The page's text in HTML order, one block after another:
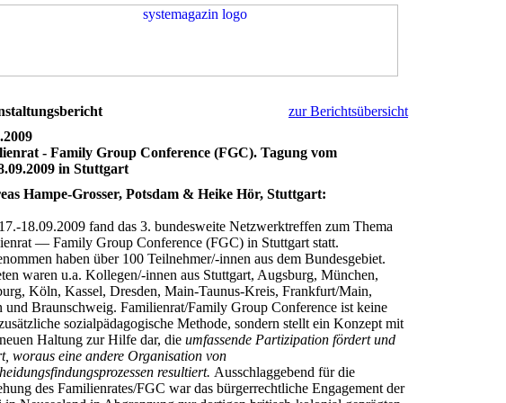
zur Berichtsübersicht
- Family Group Conference (FGC). Tagung vom
in Stuttgart
Hampe-Grosser, Potsdam & Heike Hör, Stuttgart:
18.09.2009 fand das 3. bundesweite Netzwerktreffen zum Thema
— Family Group Conference (FGC) in Stuttgart statt.
haben über 100 Teilnehmer/-innen aus dem Bundesgebiet.
waren u.a. Kollegen/-innen aus Stuttgart, Augsburg, München,
Köln, Kassel, Dresden, Main-Taunus-Kreis, Frankfurt/Main,
und Braunschweig. Familienrat/Family Group Conference ist keine
sozialpädagogische Methode, sondern stellt ein Konzept mit
Haltung zur Hilfe dar, die umfassende Partizipation fördert und
woraus eine andere Organisation von
resultiert. Ausschlaggebend für die
des Familienrates/FGC war das bürgerrechtliche Engagement der